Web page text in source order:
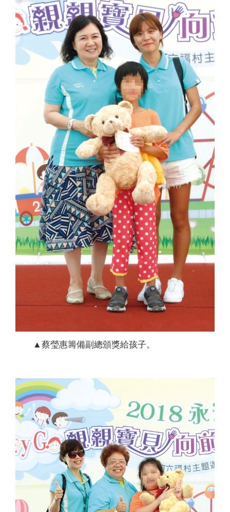
▲蔡瑩惠籌備副總頒獎給孩子。